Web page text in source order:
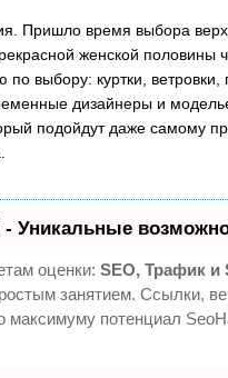
Пришло время выбора
женской половины
по выбору: куртки,
дизайнеры и
подойдут даже самому
оценки: SEO, Трафик и
занятием. Ссылки,
максимуму потенциал